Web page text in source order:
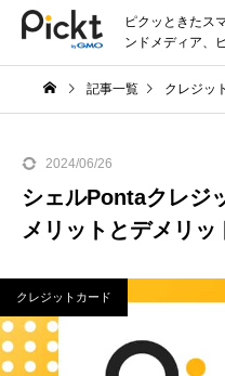
ピクッときたス
ンドメディア、
記事一覧 クレジッ
2024/06/26
シェルPontaクレジ
メリットとデメリッ
クレジットカード